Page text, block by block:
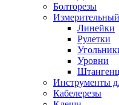
Болторезы
Линейки
Рулетки
Уровни
Инструменты
Кабелерезы